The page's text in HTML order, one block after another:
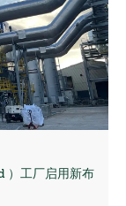
）工厂启用新布